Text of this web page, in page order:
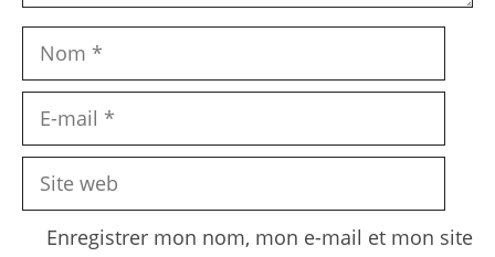
Nom
Site
Enregistrer mon nom, mon e-mail et mon site